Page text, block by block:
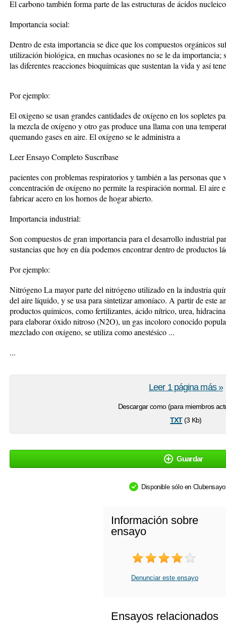
El carbono también forma parte de las estructuras de ácidos
Importancia social:
Dentro de esta importancia se dice que los compuestos orgánicos
utilización biológica, en muchas ocasiones no se le da importancia;
las diferentes reacciones bioquímicas que sustentan la vida y así
Por ejemplo:
El oxigeno se usan grandes cantidades de oxígeno en los sopletes
la mezcla de oxígeno y otro gas produce una llama con una
quemando gases en aire. El oxígeno se le administra a
Leer Ensayo Completo Suscríbase
pacientes con problemas respiratorios y también a las personas
concentración de oxígeno no permite la respiración normal. El aire
fabricar acero en los hornos de hogar abierto.
Importancia industrial:
Son compuestos de gran importancia para el desarrollo industrial
sustancias que hoy en día podemos encontrar dentro de productos
Por ejemplo:
Nitrógeno La mayor parte del nitrógeno utilizado en la industria
del aire líquido, y se usa para sintetizar amoníaco. A partir de este
productos químicos, como fertilizantes, ácido nítrico, urea,
para elaborar óxido nitroso (N2O), un gas incoloro conocido
mezclado con oxígeno, se utiliza como anestésico ...
...
Descargar como (para miembros
txt(3 Kb)
Leer 1 página más »
Guardar
Disponible sólo en
Información sobre
ensayo
Denunciar este ensayo
Ensayos relacionados